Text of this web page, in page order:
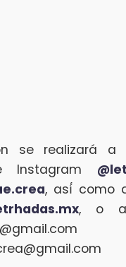
se realizará
Instagram
, así́ como
, o a